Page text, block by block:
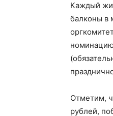
Каждый
балконы в
Отметим,
рублей,